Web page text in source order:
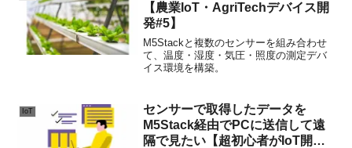
【農業IoT・AgriTechデバイス開
発#5】
M5Stackと複数のセンサーを組み合わせ
て、温度・湿度・気圧・照度の測定デバ
イス環境を構築。
IoT
センサーで取得したデータを
M5Stack経由でPCに送信して遠
隔で見たい【超初心者がIoT開発